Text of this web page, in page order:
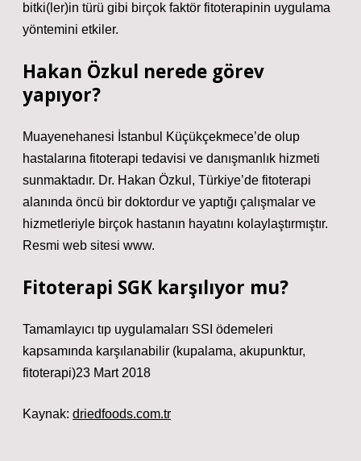
bitki(ler)in türü gibi birçok faktör fitoterapinin uygulama
yöntemini etkiler.
Hakan Özkul nerede görev
yapıyor?
Muayenehanesi İstanbul Küçükçekmece’de olup
hastalarına fitoterapi tedavisi ve danışmanlık hizmeti
sunmaktadır. Dr. Hakan Özkul, Türkiye’de fitoterapi
alanında öncü bir doktordur ve yaptığı çalışmalar ve
hizmetleriyle birçok hastanın hayatını kolaylaştırmıştır.
Resmi web sitesi www.
Fitoterapi SGK karşılıyor mu?
Tamamlayıcı tıp uygulamaları SSI ödemeleri
kapsamında karşılanabilir (kupalama, akupunktur,
fitoterapi)23 Mart 2018
Kaynak: driedfoods.com.tr